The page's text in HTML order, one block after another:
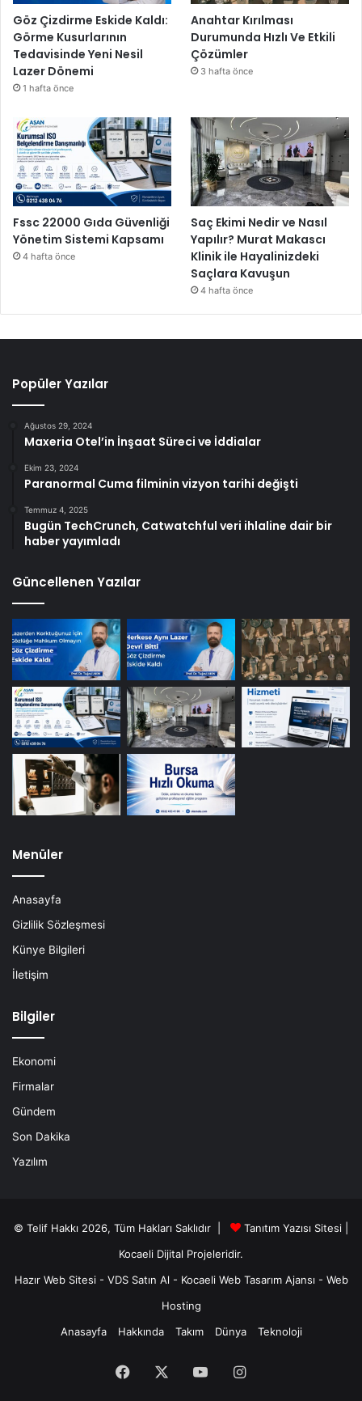
Göz Çizdirme Eskide Kaldı:
Görme Kusurlarının
Tedavisinde Yeni Nesil
Lazer Dönemi
1 hafta önce
Anahtar Kırılması
Durumunda Hızlı Ve Etkili
Çözümler
3 hafta önce
Fssc 22000 Gıda Güvenliği
Yönetim Sistemi Kapsamı
4 hafta önce
Saç Ekimi Nedir ve Nasıl
Yapılır? Murat Makascı
Klinik ile Hayalinizdeki
Saçlara Kavuşun
4 hafta önce
Popüler Yazılar
Ağustos 29, 2024
Maxeria Otel’in İnşaat Süreci ve İddialar
Ekim 23, 2024
Paranormal Cuma filminin vizyon tarihi değişti
Temmuz 4, 2025
Bugün TechCrunch, Catwatchful veri ihlaline dair bir
haber yayımladı
Güncellenen Yazılar
Menüler
Anasayfa
Gizlilik Sözleşmesi
Künye Bilgileri
İletişim
Bilgiler
Ekonomi
Firmalar
Gündem
Son Dakika
Yazılım
© Telif Hakkı 2026, Tüm Hakları Saklıdır |
Tanıtım Yazısı Sitesi |
Kocaeli Dijital Projeleridir.
Hazır Web Sitesi- VDS Satın Al - Kocaeli Web Tasarım Ajansı - Web
Hosting
Anasayfa
Hakkında Takım Dünya Teknoloji
Facebook YouTubeInstagram